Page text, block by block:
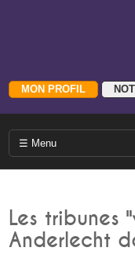
Les tribunes
Anderlecht